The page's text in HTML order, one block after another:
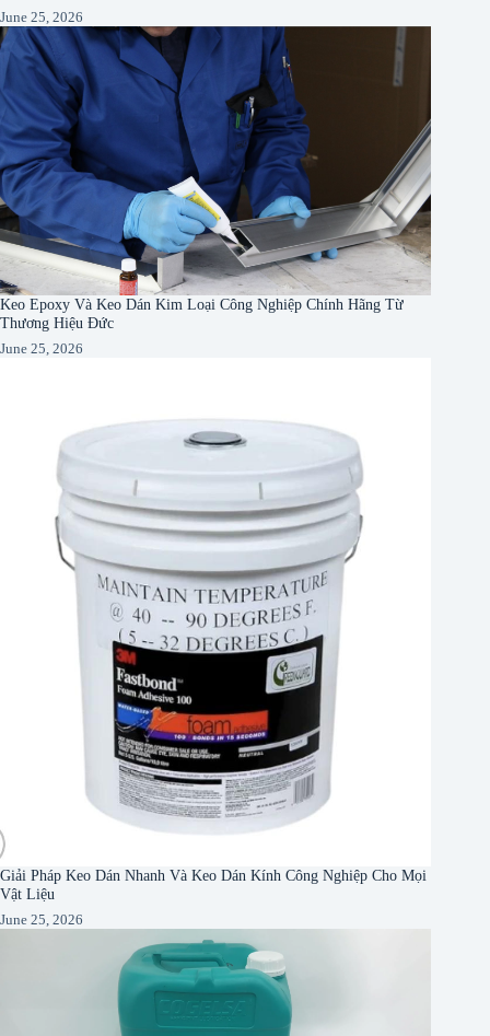
June 25, 2026
Keo Epoxy Và Keo Dán Kim Loại Công Nghiệp Chính Hãng Từ
Thương Hiệu Đức
June 25, 2026
Giải Pháp Keo Dán Nhanh Và Keo Dán Kính Công Nghiệp Cho Mọi
Vật Liệu
June 25, 2026